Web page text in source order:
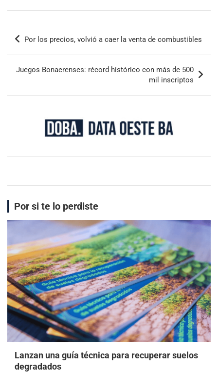
Por los precios, volvió a caer la venta de combustibles
Juegos Bonaerenses: récord histórico con más de 500
mil inscriptos
Por si te lo perdiste
Lanzan una guía técnica para recuperar suelos
degradados